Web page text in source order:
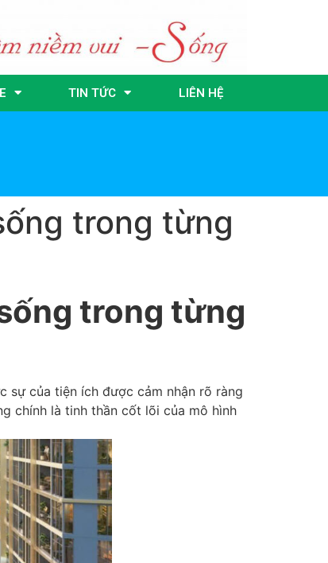
TIN TỨC LIÊN HỆ
trong từng
trong từng
sự của tiện ích được cảm nhận rõ ràng
chính là tinh thần cốt lõi của mô hình